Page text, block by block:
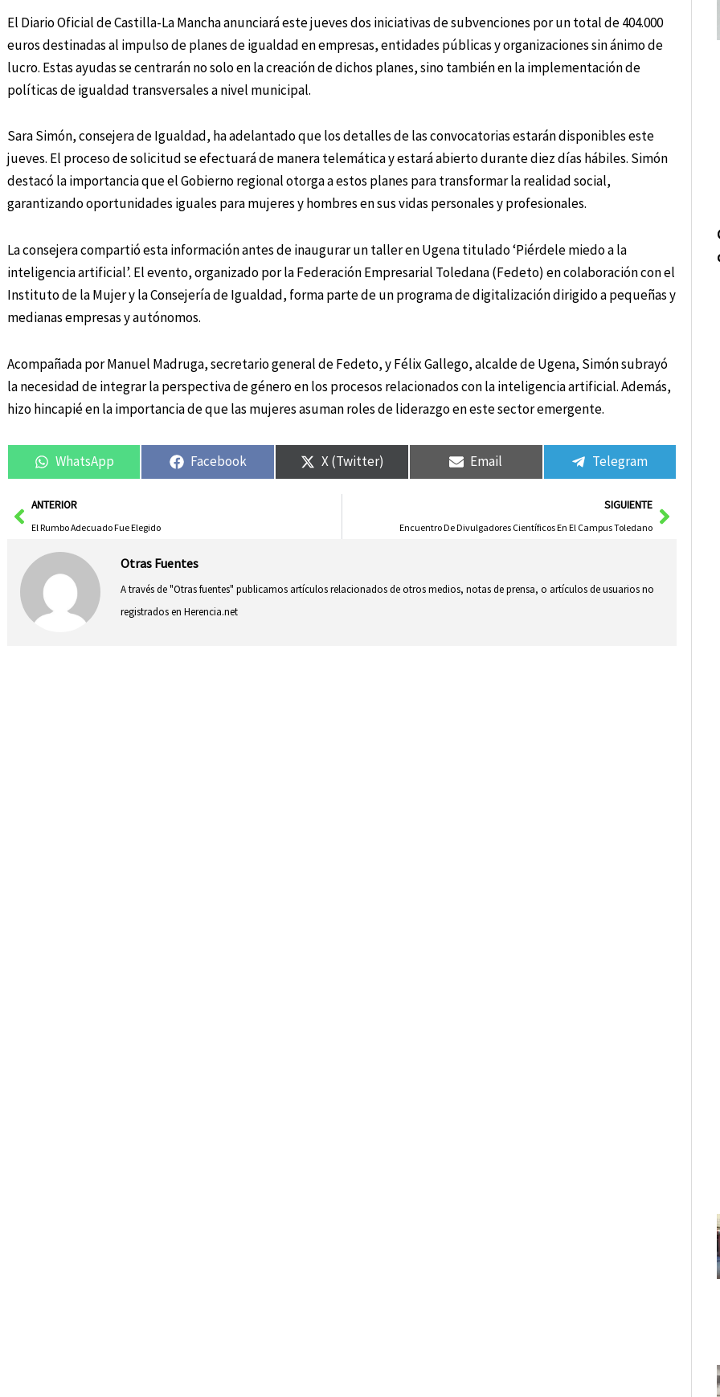
El Diario Oficial de Castilla-La Mancha anunciará este jueves dos iniciativas de subvenciones por un total de 404.000
euros destinadas al impulso de planes de igualdad en empresas, entidades públicas y organizaciones sin ánimo de
lucro. Estas ayudas se centrarán no solo en la creación de dichos planes, sino también en la implementación de
políticas de igualdad transversales a nivel municipal.
Sara Simón, consejera de Igualdad, ha adelantado que los detalles de las convocatorias estarán disponibles este
jueves. El proceso de solicitud se efectuará de manera telemática y estará abierto durante diez días hábiles. Simón
destacó la importancia que el Gobierno regional otorga a estos planes para transformar la realidad social,
garantizando oportunidades iguales para mujeres y hombres en sus vidas personales y profesionales.
La consejera compartió esta información antes de inaugurar un taller en Ugena titulado ‘Piérdele miedo a la
inteligencia artificial’. El evento, organizado por la Federación Empresarial Toledana (Fedeto) en colaboración con el
Instituto de la Mujer y la Consejería de Igualdad, forma parte de un programa de digitalización dirigido a pequeñas y
medianas empresas y autónomos.
Acompañada por Manuel Madruga, secretario general de Fedeto, y Félix Gallego, alcalde de Ugena, Simón subrayó
la necesidad de integrar la perspectiva de género en los procesos relacionados con la inteligencia artificial. Además,
hizo hincapié en la importancia de que las mujeres asuman roles de liderazgo en este sector emergente.
WhatsApp Facebook X (Twitter) Email Telegram
AntANTERIOR
El Rumbo Adecuado Fue Elegido
SIGUIENTE
Encuentro De Divulgadores Científicos En El Campus Toledano
Otras Fuentes
A través de "Otras fuentes" publicamos artículos relacionados de otros medios, notas de prensa, o artículos de usuarios no
registrados en Herencia.net